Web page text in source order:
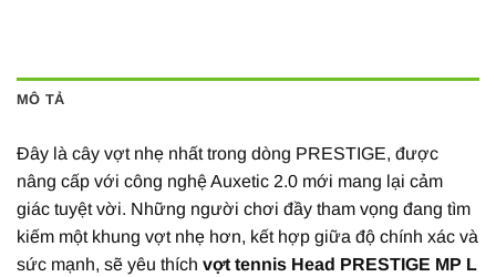
MÔ TẢ
Đây là cây vợt nhẹ nhất trong dòng PRESTIGE, được
nâng cấp với công nghệ Auxetic 2.0 mới mang lại cảm
giác tuyệt vời. Những người chơi đầy tham vọng đang tìm
kiếm một khung vợt nhẹ hơn, kết hợp giữa độ chính xác và
sức mạnh, sẽ yêu thích vợt tennis Head PRESTIGE MP L